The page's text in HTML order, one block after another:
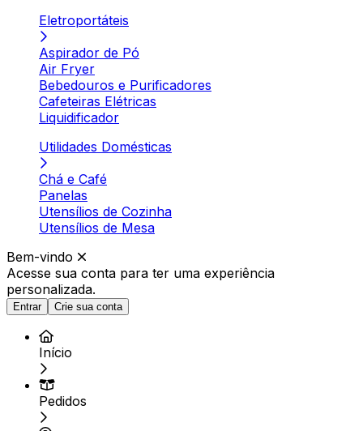
Eletroportáteis
Aspirador de Pó
Air Fryer
Bebedouros e Purificadores
Cafeteiras Elétricas
Liquidificador
Utilidades Domésticas
Chá e Café
Panelas
Utensílios de Cozinha
Utensílios de Mesa
Bem-vindo
Acesse sua conta para ter uma experiência
personalizada.
Entrar Crie sua conta
Início
Pedidos